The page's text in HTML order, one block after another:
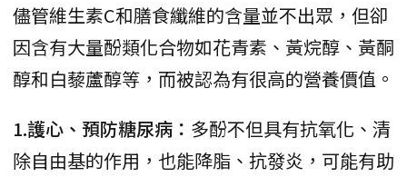
儘管維生素C和膳食纖維的含量並不出眾，但卻
因含有大量酚類化合物如花青素、黃烷醇、黃酮
醇和白藜蘆醇等，而被認為有很高的營養價值。
1.護心、預防糖尿病： 多酚不但具有抗氧化、清
除自由基的作用，也能降脂、抗發炎，可能有助